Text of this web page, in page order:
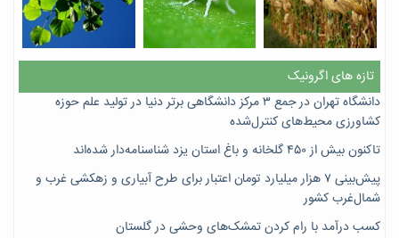
تازه های اگرونیک
دانشگاه تهران در جمع ۳ مرکز دانشگاهی برتر دنیا در تولید علم حوزه
کشاورزی محیط‌های کنترل‌شده
تاکنون بیش از ۴۵۰ گلخانه و باغ استان یزد شناسنامه‌دار شده‌اند
پیش‌بینی ۷‌ هزار میلیارد تومان اعتبار برای طرح آبیاری و زهکشی غرب و
شمال‌غرب کشور
کسب درآمد با رام کردن تمشک‌های وحشی در گلستان